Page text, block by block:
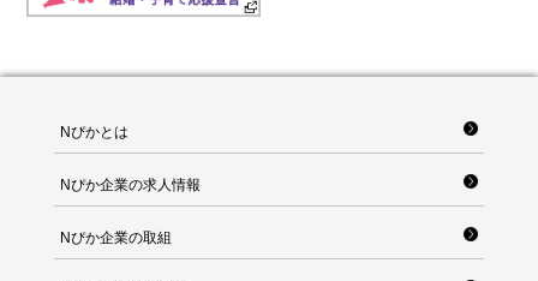
Nぴかとは
Nぴか企業の求人情報
Nぴか企業の取組